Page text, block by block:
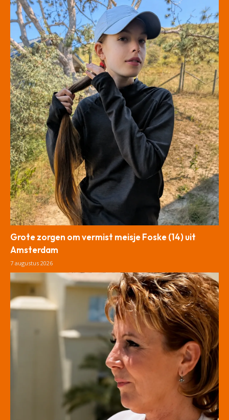
Grote zorgen om vermist meisje Foske (14) uit
Amsterdam
7 augustus 2026